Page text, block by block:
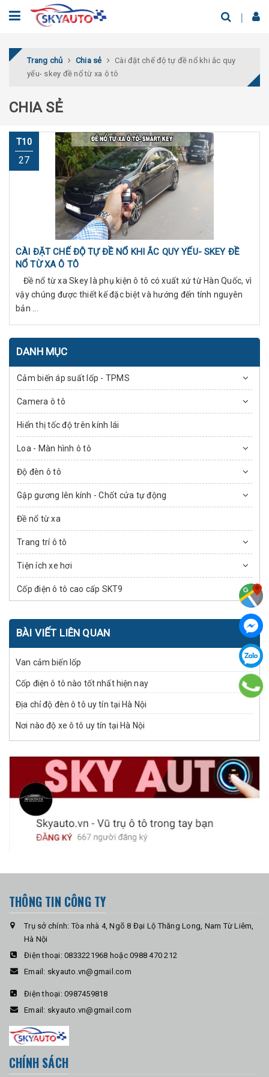
Trang chủ Chia sẻ
Cài đặt chế độ tự đề nổ khi ắc quy
yếu- skey đề nổ từ xa ô tô
CHIA SẺ
T10
27
CÀI ĐẶT CHẾ ĐỘ TỰ ĐỀ NỔ KHI ẮC QUY YẾU- SKEY ĐỀ
NỔ TỪ XA Ô TÔ
Đề nổ từ xa Skey là phụ kiện ô tô có xuất xứ từ Hàn Quốc, vì
vậy chúng được thiết kế đặc biệt và hướng đến tính nguyên
bản ...
DANH MỤC
Cảm biến áp suất lốp - TPMS
Camera ô tô
Hiển thị tốc độ trên kính lái
Loa - Màn hình ô tô
Độ đèn ô tô
Gập gương lên kính - Chốt cửa tự động
Đề nổ từ xa
Trang trí ô tô
Tiện ích xe hơi
Cốp điện ô tô cao cấp SKT9
BÀI VIẾT LIÊN QUAN
Van cảm biến lốp
Cốp điện ô tô nào tốt nhất hiện nay
Địa chỉ độ đèn ô tô uy tín tại Hà Nội
Nơi nào độ xe ô tô uy tín tại Hà Nội
THÔNG TIN CÔNG TY
Trụ sở chính: Tòa nhà 4, Ngõ 8 Đại Lộ Thăng Long, Nam Từ Liêm,
Hà Nội
Điện thoại: 0833221968 hoặc 0988 470 212
Email: skyauto.vn@gmail.com
Điện thoại: 0987459818
Email: skyauto.vn@gmail.com
CHÍNH SÁCH